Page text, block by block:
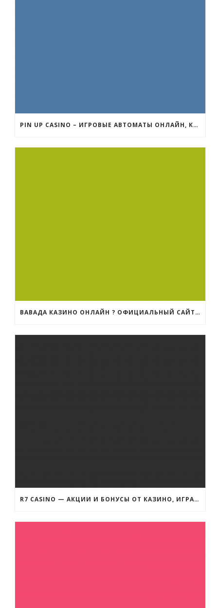
PIN UP CASINO – ИГРОВЫЕ АВТОМАТЫ ОНЛАЙН, КАЗИНО ОНЛАЙН ЗЕРКАЛО
ВАВАДА КАЗИНО ОНЛАЙН ? ОФИЦИАЛЬНЫЙ САЙТ | РЕГИСТРАЦИЯ НА VAVADA ЗЕРКАЛО И ВХОД
R7 CASINO — АКЦИИ И БОНУСЫ ОТ КАЗИНО, ИГРАТЬ НА ДЕНЬГИ В СЛОТЫ